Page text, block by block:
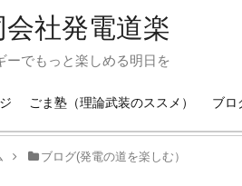
会社発電道楽
ーでもっと楽しめる明日を
ごま塾（理論武装のススメ） ブロ
ブログ(発電の道を楽しむ）